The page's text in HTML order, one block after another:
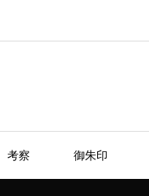
考察 御朱印